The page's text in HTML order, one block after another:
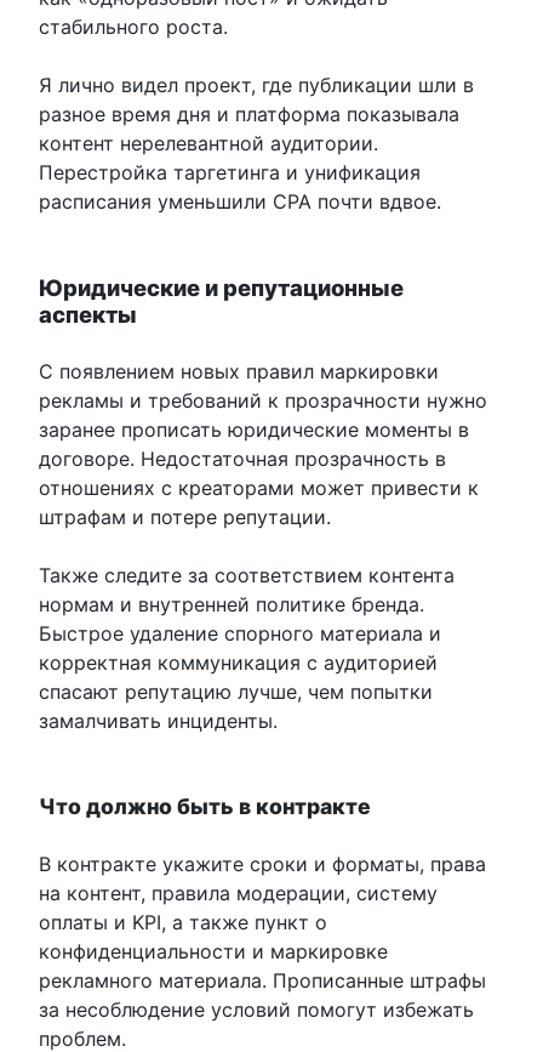
стабильного роста.
Я лично видел проект, где публикации шли в
разное время дня и платформа показывала
контент нерелевантной аудитории.
Перестройка таргетинга и унификация
расписания уменьшили CPA почти вдвое.
Юридические и репутационные
аспекты
С появлением новых правил маркировки
рекламы и требований к прозрачности нужно
заранее прописать юридические моменты в
договоре. Недостаточная прозрачность в
отношениях с креаторами может привести к
штрафам и потере репутации.
Также следите за соответствием контента
нормам и внутренней политике бренда.
Быстрое удаление спорного материала и
корректная коммуникация с аудиторией
спасают репутацию лучше, чем попытки
замалчивать инциденты.
Что должно быть в контракте
В контракте укажите сроки и форматы, права
на контент, правила модерации, систему
оплаты и KPI, а также пункт о
конфиденциальности и маркировке
рекламного материала. Прописанные штрафы
за несоблюдение условий помогут избежать
проблем.